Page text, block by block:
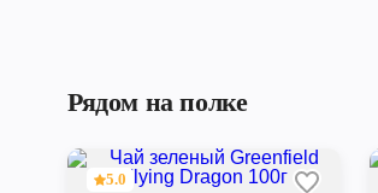
Рядом на полке
5.0